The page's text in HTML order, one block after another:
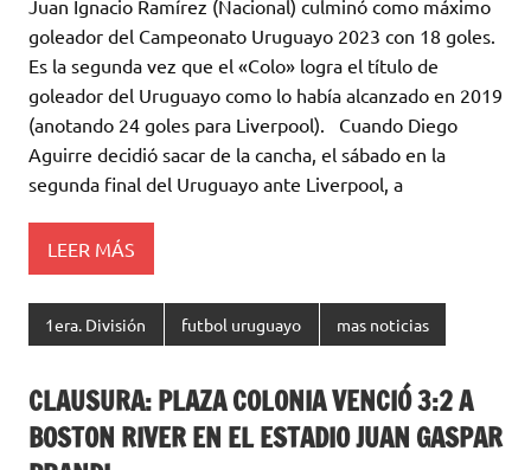
it
te
r
at
s
A
p
p
e
b
o
o
k
m
p
ar
ti
r
Juan Ignacio Ramírez (Nacional) culminó como máximo
goleador del Campeonato Uruguayo 2023 con 18 goles.
Es la segunda vez que el «Colo» logra el título de
goleador del Uruguayo como lo había alcanzado en 2019
(anotando 24 goles para Liverpool). Cuando Diego
Aguirre decidió sacar de la cancha, el sábado en la
segunda final del Uruguayo ante Liverpool, a
LEER MÁS
1era. División futbol uruguayo mas noticias
CLAUSURA: PLAZA COLONIA VENCIÓ 3:2 A
BOSTON RIVER EN EL ESTADIO JUAN GASPAR